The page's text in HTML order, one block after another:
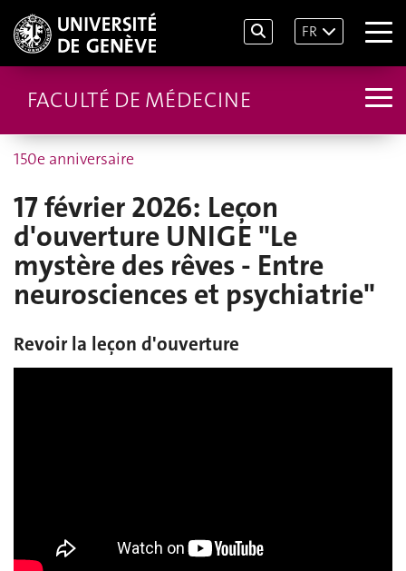
FR
FACULTÉ DE MÉDECINE
150e anniversaire
17 février 2026: Leçon
d'ouverture UNIGE "Le
mystère des rêves - Entre
neurosciences et psychiatrie"
Revoir la leçon d'ouverture